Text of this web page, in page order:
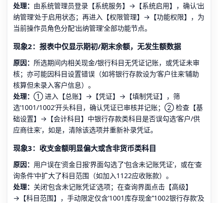
处理： 由系统管理员登录【系统服务】→【系统启用】，确认‘出
纳管理’处于启用状态；再进入【权限管理】→【功能权限】，为
当前操作员角色分配‘出纳管理’全部功能节点。
现象2：报表中仅显示期初/期末余额，无发生额数据
原因： 所选期间内相关现金/银行科目无凭证记账，或凭证未审
核；亦可能因科目设置错误（如将银行存款设为‘客户往来’辅助
核算但未录入客户信息）。
处理： ① 进入【总账】→【凭证】→【填制凭证】，筛
选‘1001/1002’开头科目，确认凭证已审核并记账；② 检查【基
础设置】→【会计科目】中银行存款类科目是否误勾选‘客户/供
应商往来’，如是，清除该选项并重新补录凭证。
现象3：收支金额明显偏大或含非货币类科目
原因： 用户误在‘资金日报’界面勾选了‘包含未记账凭证’，或在‘查
询条件’中扩大了科目范围（如加入1122应收账款）。
处理： 关闭‘包含未记账凭证’选项；在查询界面点击【高级】
→【科目范围】，手动限定仅含‘1001库存现金’‘1002银行存款’及